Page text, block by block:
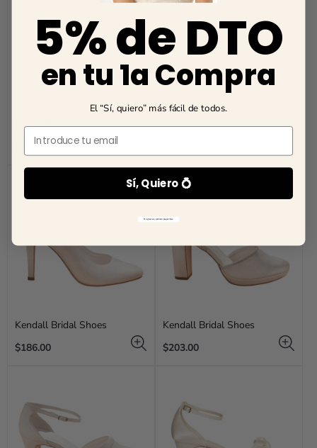
Emma Bridal Shoes
Regular
price
$176.00
Sally Bridal Shoes
price
Kendall Bridal Shoes
Regular
$186.00
Kendall Bridal Shoes
Regular
$203.00
5% de DTO
en tu 1a Compra
El “Sí, quiero” más fácil de todos.
Email
Sí, Quiero 💍
No gracias, prefiero pagar más